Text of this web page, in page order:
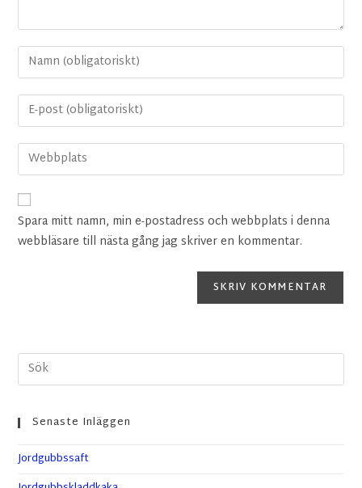
Spara mitt namn, min e-postadress och webbplats i denna
webbläsare till nästa gång jag skriver en kommentar.
Senaste Inläggen
Jordgubbssaft